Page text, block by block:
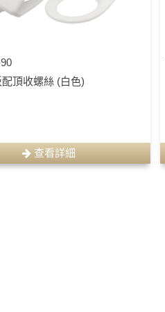
頂收螺絲 (白色)
查看詳細